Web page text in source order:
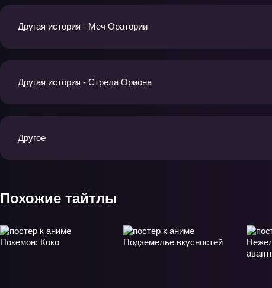
Другая история - Меч Оратории
Другая история - Стрела Ориона
Другое
Похожие тайтлы